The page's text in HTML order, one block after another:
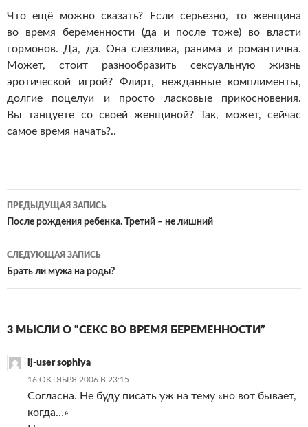
Что ещё можно сказать? Если серьезно, то женщина
во время беременности (да и после тоже) во власти
гормонов. Да, да. Она слезлива, ранима и романтична.
Может, стоит разнообразить сексуальную жизнь
эротической игрой? Флирт, нежданные комплименты,
долгие поцелуи и просто ласковые прикосновения.
Вы танцуете со своей женщиной? Так, может, сейчас
самое время начать?..
Навигация
по
записям
ПРЕДЫДУЩАЯ ЗАПИСЬ
После рождения ребенка. Третий – не лишний
СЛЕДУЮЩАЯ ЗАПИСЬ
Брать ли мужа на роды?
3 МЫСЛИ О “СЕКС ВО ВРЕМЯ БЕРЕМЕННОСТИ”
lj-user sophiya
16 ОКТЯБРЯ 2006 В 23:15
Согласна. Не буду писать уж на тему «но вот бывает,
когда…»